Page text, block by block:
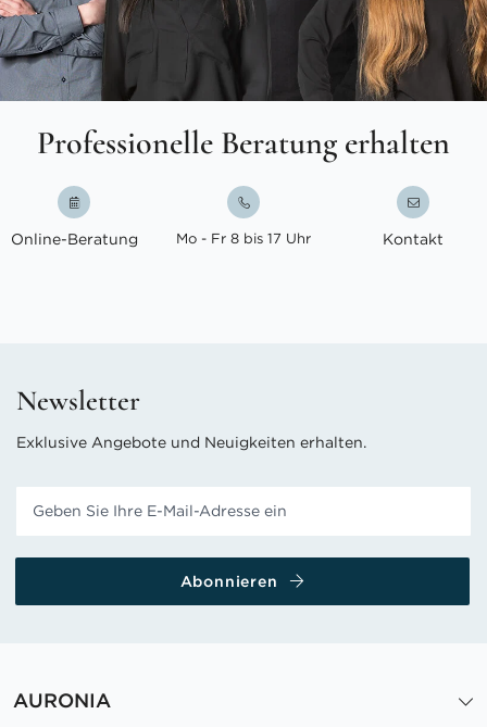
Professionelle Beratung erhalten
Online-Beratung Mo - Fr 8 bis 17 Uhr Kontakt
Newsletter
Exklusive Angebote und Neuigkeiten erhalten.
Abonnieren
AURONIA